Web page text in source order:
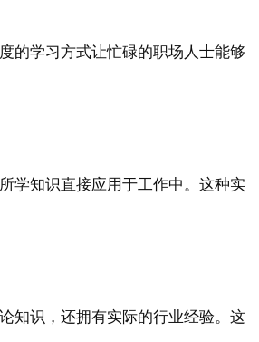
的学习方式让忙碌的职场人士能够
学知识直接应用于工作中。这种实
知识，还拥有实际的行业经验。这